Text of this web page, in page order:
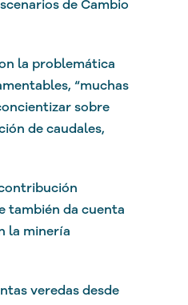
de Cambio
la problemática
“muchas
sobre
de caudales,
también da cuenta
la minería
veredas desde